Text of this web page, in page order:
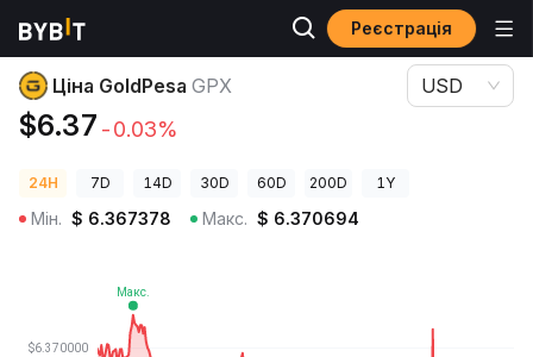
Реєстрація
Ціни криптовалют Ціна GoldPesa GPX
Ціна GoldPesa GPX
$6.37 -0.03%
USD
24H 7D 14D 30D 60D 200D 1Y
Мін. $ 6.367378 Макс. $ 6.370694